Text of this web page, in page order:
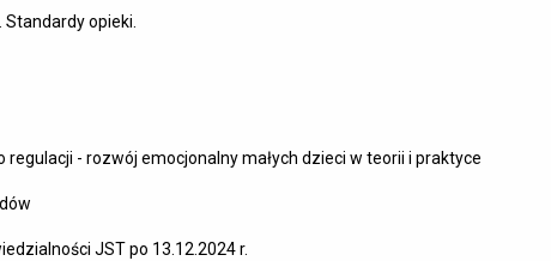
opieki.
regulacji - rozwój emocjonalny małych dzieci w teorii i praktyce
JST po 13.12.2024 r.